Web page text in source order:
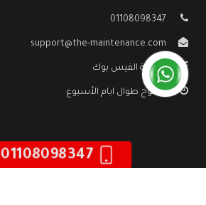
01108098347
support@the-maintenance.com
صفحة الفيس بوك
مفتوح طوال ايام الأسبوع
01108098347